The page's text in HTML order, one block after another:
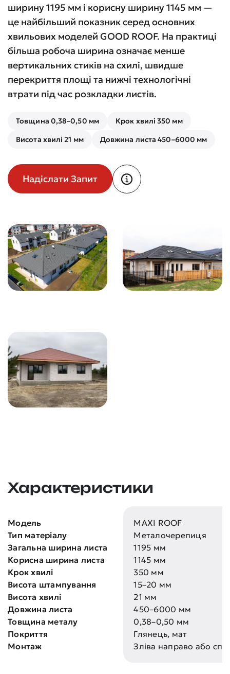
ширину 1195 мм і корисну ширину 1145 мм —
це найбільший показник серед основних
хвильових моделей GOOD ROOF. На практиці
більша робоча ширина означає менше
вертикальних стиків на схилі, швидше
перекриття площі та нижчі технологічні
втрати під час розкладки листів.
Товщина 0,38–0,50 мм
Крок хвилі 350 мм
Висота хвилі 21 мм
Довжина листа 450–6000 мм
Надіслати Запит
Характеристики
Модель
Тип матеріалу
Загальна ширина листа
Корисна ширина листа
Крок хвилі
Висота штампування
Висота хвилі
Довжина листа
Товщина металу
Покриття
Монтаж
MAXI ROOF
Металочерепиця
1195 мм
1145 мм
350 мм
15–20 мм
21 мм
450–6000 мм
0,38–0,50 мм
Глянець, мат
Зліва направо або